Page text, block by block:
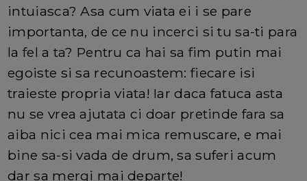
intuiasca? Asa cum viata ei i se pare
importanta, de ce nu incerci si tu sa-ti para
la fel a ta? Pentru ca hai sa fim putin mai
egoiste si sa recunoastem: fiecare isi
traieste propria viata! Iar daca fatuca asta
nu se vrea ajutata ci doar pretinde fara sa
aiba nici cea mai mica remuscare, e mai
bine sa-si vada de drum, sa suferi acum
dar sa mergi mai departe!